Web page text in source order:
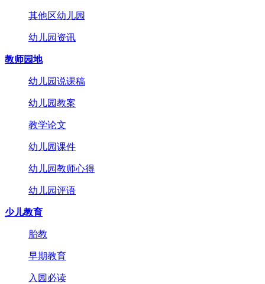
其他区幼儿园
幼儿园资讯
教师园地
幼儿园说课稿
幼儿园教案
教学论文
幼儿园课件
幼儿园教师心得
幼儿园评语
少儿教育
胎教
早期教育
入园必读